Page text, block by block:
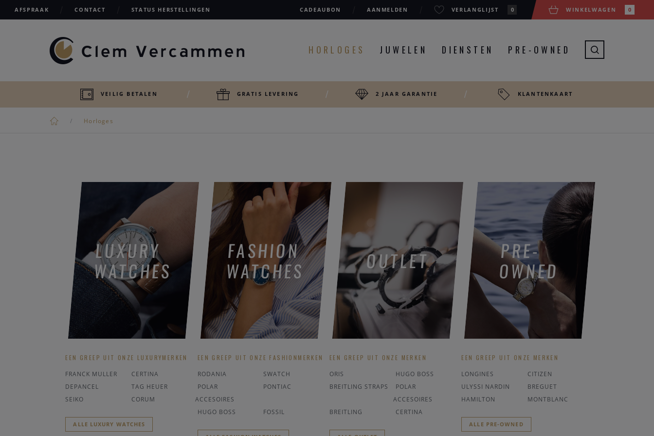
AFSPRAAK CONTACT STATUS HERSTELLINGEN CADEAUBON AANMELDEN VERLANGLIJST 0 WINKELWAGEN 0
HORLOGES JUWELEN DIENSTEN PRE-OWNED
VEILIG BETALEN GRATIS LEVERING 2 JAAR GARANTIE KLANTENKAART
Horloges
LUXURY
WATCHES
EEN GREEP UIT ONZE LUXURYMERKEN
FRANCK MULLER
CERTINA
DEPANCEL
TAG HEUER
SEIKO
CORUM
ALLE LUXURY WATCHES
FASHION
WATCHES
EEN GREEP UIT ONZE FASHIONMERKEN
RODANIA
SWATCH
POLAR
ACCESOIRES
PONTIAC
HUGO BOSS FOSSIL
OUTLET
EEN GREEP UIT ONZE MERKEN
ORIS
HUGO BOSS
BREITLING STRAPS
POLAR
ACCESOIRES
BREITLING
CERTINA
PRE-
OWNED
EEN GREEP UIT ONZE MERKEN
LONGINES
CITIZEN
ULYSSI NARDIN
BREGUET
HAMILTON
MONTBLANC
ALLE PRE-OWNED